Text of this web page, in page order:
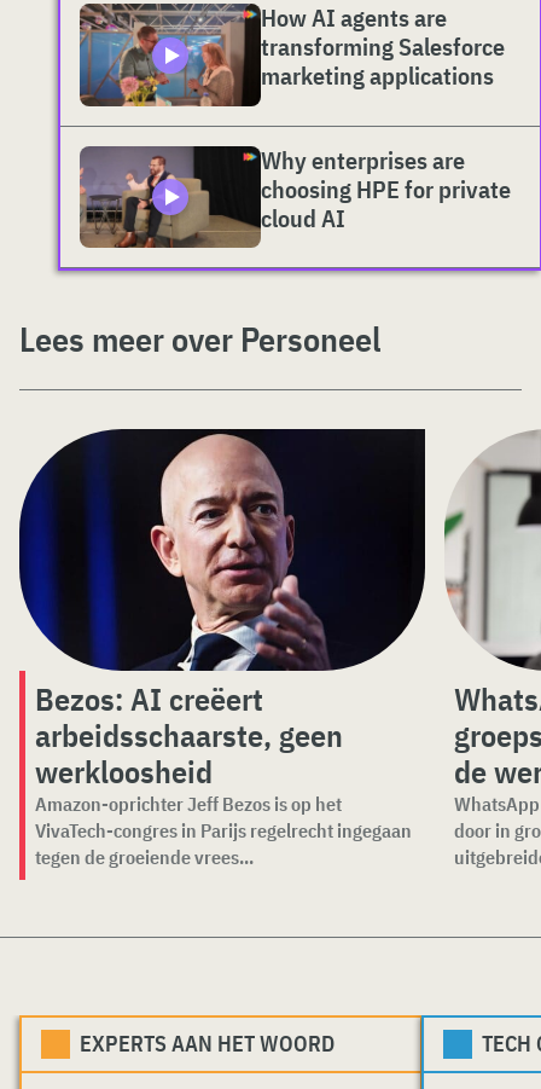
How AI agents are
transforming Salesforce
marketing applications
Why enterprises are
choosing HPE for private
cloud AI
Lees meer over Personeel
Bezos: AI creëert
arbeidsschaarste, geen
werkloosheid
Amazon-oprichter Jeff Bezos is op het
VivaTech-congres in Parijs regelrecht ingegaan
tegen de groeiende vrees...
de
door in
EXPERTS AAN HET WOORD TECH